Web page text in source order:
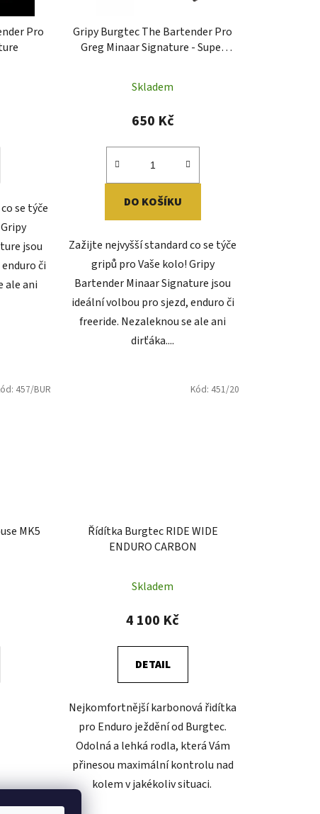
k
t
Pro
se týče
jsou
či
ale ani
Gripy Burgtec The Bartender Pro
Greg Minaar Signature - Super
Skladem
650 Kč
DO KOŠÍKU
Zažijte nejvyšší standard co se týče
gripů pro Vaše kolo! Gripy
Bartender Minaar Signature jsou
ideální volbou pro sjezd, enduro či
freeride. Nezaleknou se ale ani
dirťáka....
MK5
457/BUR
Řídítka Burgtec RIDE WIDE
ENDURO CARBON
Skladem
4 100 Kč
DETAIL
Nejkomfortnější karbonová řidítka
pro Enduro ježdění od Burgtec.
Odolná a lehká rodla, která Vám
přinesou maximální kontrolu nad
kolem v jakékoliv situaci.
Kód: 451/20